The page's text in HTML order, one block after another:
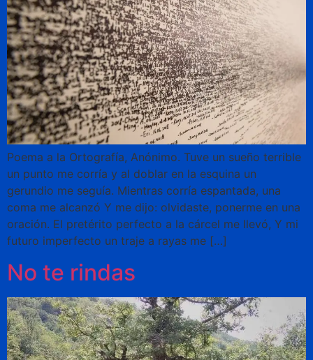
Poema a la Ortografía, Anónimo. Tuve un sueño terrible
un punto me corría y al doblar en la esquina un
gerundio me seguía. Mientras corría espantada, una
coma me alcanzó Y me dijo: olvidaste, ponerme en una
oración. El pretérito perfecto a la cárcel me llevó, Y mi
futuro imperfecto un traje a rayas me […]
No te rindas